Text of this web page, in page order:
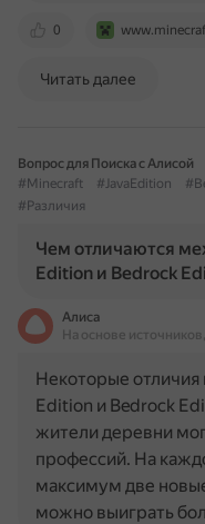
0
Читать далее
Вопрос для Поиска с Алисой
#Minecraft
#JavaEdition
#Различия
Чем отличаются
Edition и Bedrock
Алиса
На основе
Некоторые отличия
Edition и Bedrock
жители деревни
профессий. На
максимум две
можно выиграть